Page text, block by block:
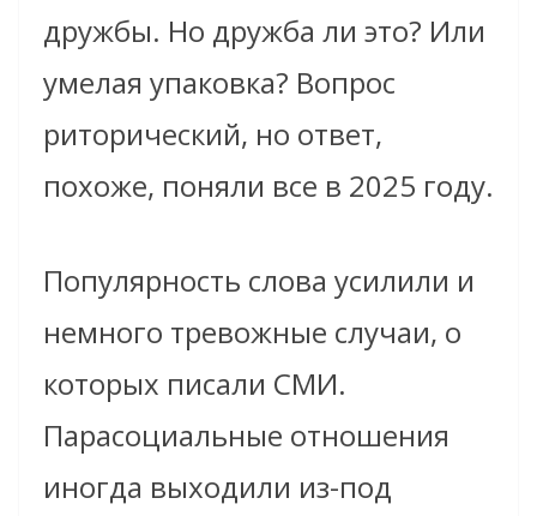
дружбы. Но дружба ли это? Или
умелая упаковка? Вопрос
риторический, но ответ,
похоже, поняли все в 2025 году.
Популярность слова усилили и
немного тревожные случаи, о
которых писали СМИ.
Парасоциальные отношения
иногда выходили из-под